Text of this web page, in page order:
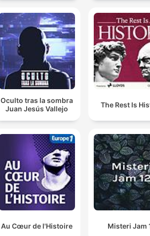
Oculto tras la sombra
Juan Jesús Vallejo
The Rest Is
Au Cœur de l'Histoire Misteri Jam